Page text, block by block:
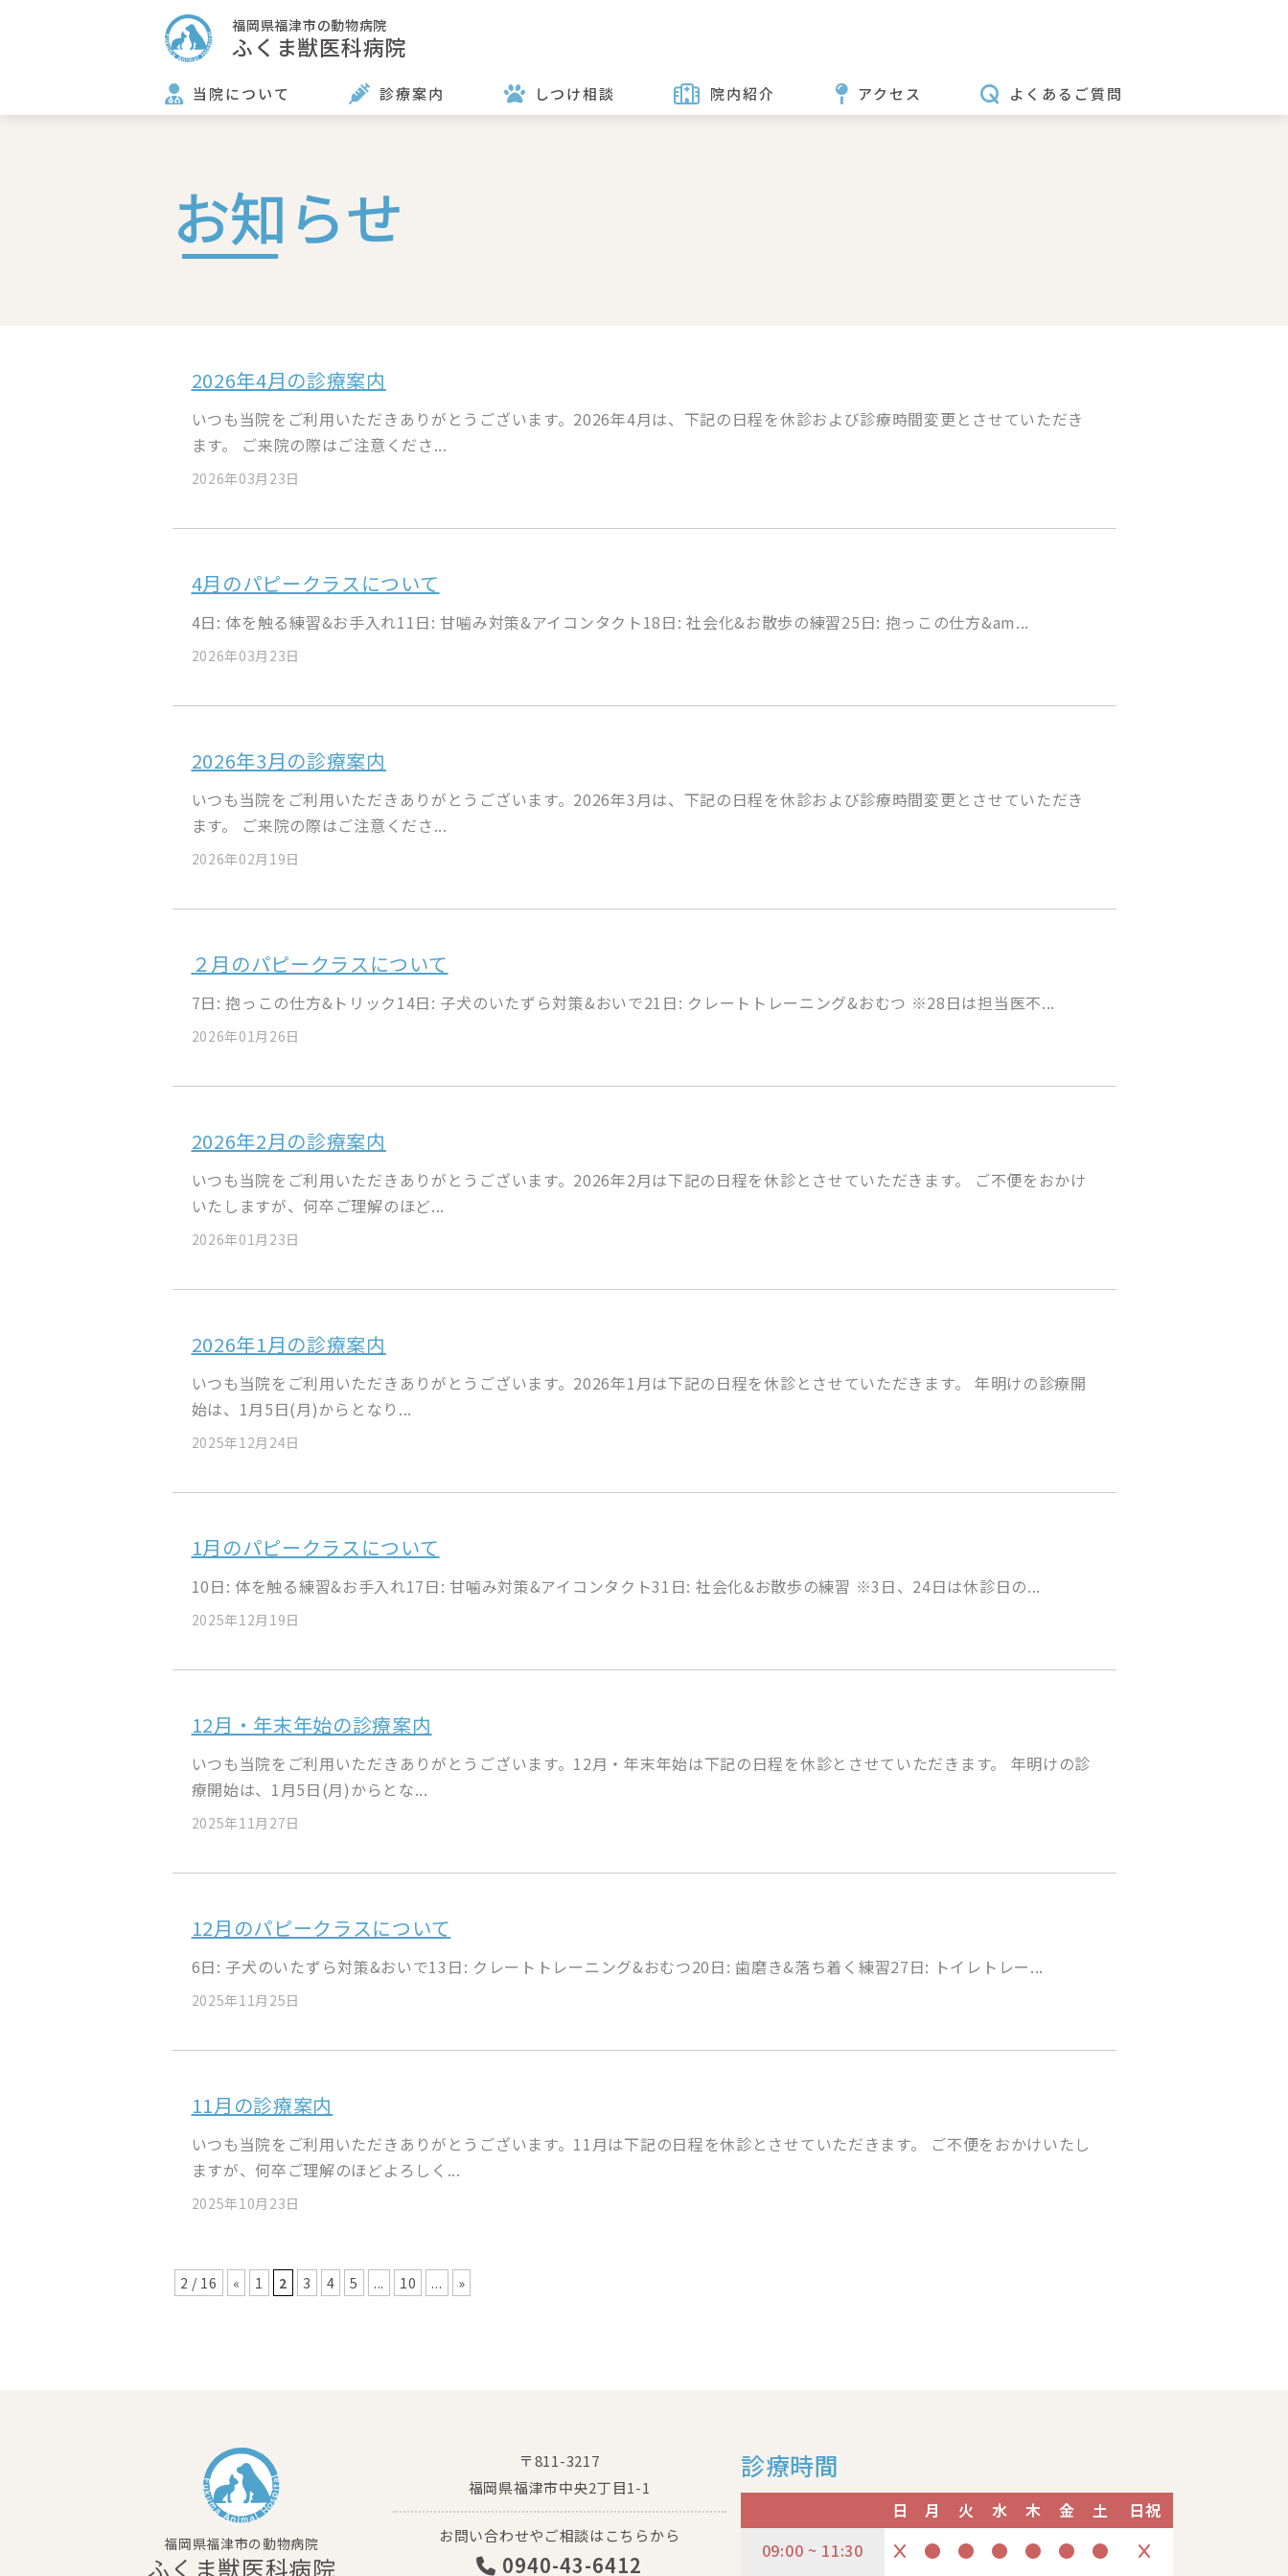
福岡県福津市の動物病院
ふくま獣医科病院
当院について 診療案内 しつけ相談 院内紹介 アクセス よくあるご質問
お知らせ
2026年4月の診療案内
いつも当院をご利用いただきありがとうございます。2026年4月は、下記の日程を休診および診療時間変更とさせていただき
ます。 ご来院の際はご注意くださ...
2026年03月23日
4月のパピークラスについて
4日: 体を触る練習&お手入れ11日: 甘噛み対策&アイコンタクト18日: 社会化&お散歩の練習25日: 抱っこの仕方&am...
2026年03月23日
2026年3月の診療案内
いつも当院をご利用いただきありがとうございます。2026年3月は、下記の日程を休診および診療時間変更とさせていただき
ます。 ご来院の際はご注意くださ...
2026年02月19日
２月のパピークラスについて
7日: 抱っこの仕方&トリック14日: 子犬のいたずら対策&おいで21日: クレートトレーニング&おむつ ※28日は担当医不...
2026年01月26日
2026年2月の診療案内
いつも当院をご利用いただきありがとうございます。2026年2月は下記の日程を休診とさせていただきます。 ご不便をおかけ
いたしますが、何卒ご理解のほど...
2026年01月23日
2026年1月の診療案内
いつも当院をご利用いただきありがとうございます。2026年1月は下記の日程を休診とさせていただきます。 年明けの診療開
始は、1月5日(月)からとなり...
2025年12月24日
1月のパピークラスについて
10日: 体を触る練習&お手入れ17日: 甘噛み対策&アイコンタクト31日: 社会化&お散歩の練習 ※3日、24日は休診日の...
2025年12月19日
12月・年末年始の診療案内
いつも当院をご利用いただきありがとうございます。12月・年末年始は下記の日程を休診とさせていただきます。 年明けの診
療開始は、1月5日(月)からとな...
2025年11月27日
12月のパピークラスについて
6日: 子犬のいたずら対策&おいで13日: クレートトレーニング&おむつ20日: 歯磨き&落ち着く練習27日: トイレトレー...
2025年11月25日
11月の診療案内
いつも当院をご利用いただきありがとうございます。11月は下記の日程を休診とさせていただきます。 ご不便をおかけいたし
ますが、何卒ご理解のほどよろしく...
2025年10月23日
2 / 16 « 1 2 3 4 5 ... 10 ... »
福岡県福津市の動物病院
ふくま獣医科病院
〒811-3217
福岡県福津市中央2丁目1-1
お問い合わせやご相談はこちらから
0940-43-6412
診療時間
日 月 火 水 木 金 土
日祝
09:00 ~ 11:30